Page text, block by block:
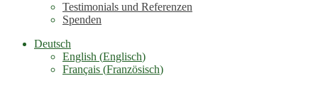
Testimonials und Referenzen
Spenden
Deutsch
English (Englisch)
Français (Französisch)